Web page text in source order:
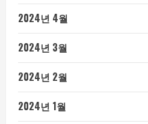
2024년 4월
2024년 3월
2024년 2월
2024년 1월